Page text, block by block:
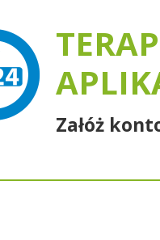
Załóż